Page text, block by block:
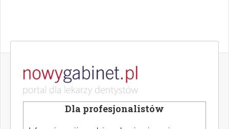
Dla profesjonalistów